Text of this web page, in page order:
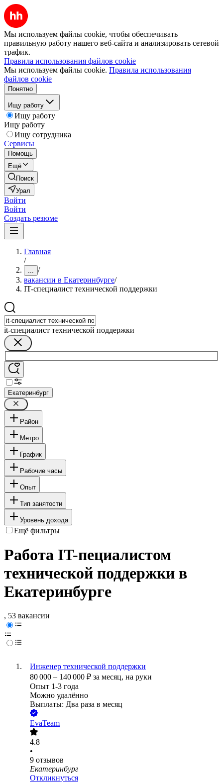
Мы используем файлы cookie, чтобы обеспечивать
правильную работу нашего веб-сайта и анализировать сетевой
трафик.
Правила использования файлов cookie
Мы используем файлы cookie. Правила использования
файлов cookie
Понятно
Ищу работу
Ищу работу
Ищу работу
Ищу сотрудника
Сервисы
Помощь
Ещё
Поиск
Урал
Войти
Войти
Создать резюме
Главная
/
... /
вакансии в Екатеринбурге/
IT-специалист технической поддержки
it-специалист технической поддержки
Екатеринбург
Район
Метро
График
Рабочие часы
Опыт
Тип занятости
Уровень дохода
Ещё фильтры
Работа IT-пециалистом
технической поддержки в
Екатеринбурге
, 53 вакансии
Инженер технической поддержки
80 000 – 140 000 ₽ за месяц, на руки
Опыт 1-3 года
Можно удалённо
Выплаты: Два раза в месяц
EvaTeam
4.8
•
9 отзывов
Екатеринбург
Откликнуться